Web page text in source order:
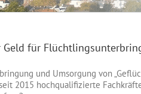
Geld für
und Umsorgung von
2015 hochqualifizierte